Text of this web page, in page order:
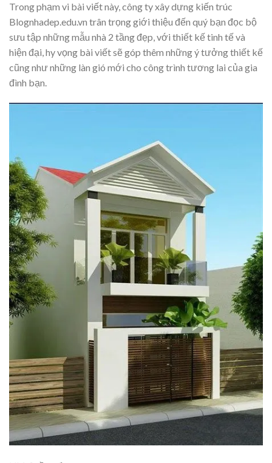
Trong phạm vi bài viết này, công ty xây dựng kiến trúc
Blognhadep.edu.vn trân trọng giới thiệu đến quý bạn đọc bộ
sưu tập những mẫu nhà 2 tầng đẹp, với thiết kế tinh tế và
hiện đại, hy vọng bài viết sẽ góp thêm những ý tưởng thiết kế
cũng như những làn gió mới cho công trình tương lai của gia
đình bạn.